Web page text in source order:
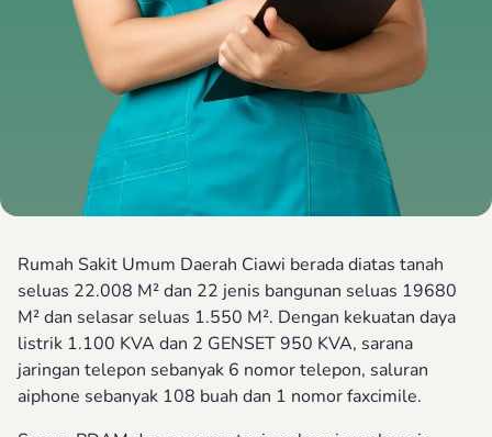
Rumah Sakit Umum Daerah Ciawi berada diatas tanah
seluas 22.008 M² dan 22 jenis bangunan seluas 19680
M² dan selasar seluas 1.550 M². Dengan kekuatan daya
listrik 1.100 KVA dan 2 GENSET 950 KVA, sarana
jaringan telepon sebanyak 6 nomor telepon, saluran
aiphone sebanyak 108 buah dan 1 nomor faxcimile.